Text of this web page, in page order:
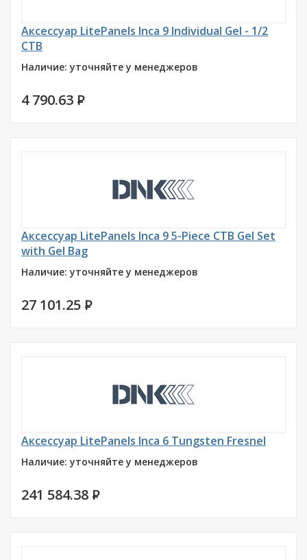
Аксессуар LitePanels Inca 9 Individual Gel - 1/2
CTB
Наличие: уточняйте у менеджеров
4 790.63 P
Аксессуар LitePanels Inca 9 5-Piece CTB Gel Set
with Gel Bag
Наличие: уточняйте у менеджеров
27 101.25 P
Аксессуар LitePanels Inca 6 Tungsten Fresnel
Наличие: уточняйте у менеджеров
241 584.38 P